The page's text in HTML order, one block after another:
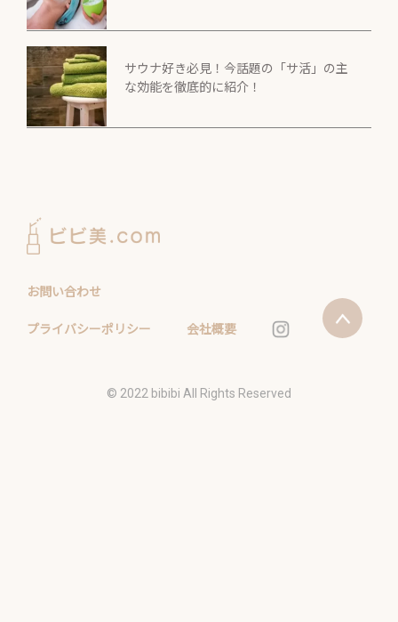
サウナ好き必見！今話題の「サ活」の主
な効能を徹底的に紹介！
お問い合わせ
プライバシーポリシー 会社概要
©️ 2022 bibibi All Rights Reserved